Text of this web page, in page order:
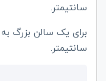
سانتیمتر.
سانتیمتر.